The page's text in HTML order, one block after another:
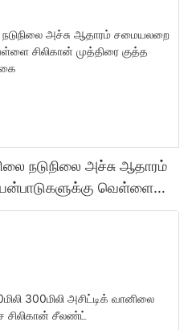
நடுநிலை அச்சு ஆதாரம்
வெள்ளை
மெழுகு போன்ற ஒரு